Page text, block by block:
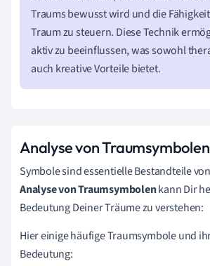
Traums bewusst wird und die
Traum zu steuern. Diese Technik
aktiv zu beeinflussen, was sowohl
auch kreative Vorteile bietet.
Analyse von Traumsymbolen
Symbole sind essentielle Bestandteile
Analyse von Traumsymbolenkann Dir
Bedeutung Deiner Träume zu verstehen:
Hier einige häufige Traumsymbole und
Bedeutung: